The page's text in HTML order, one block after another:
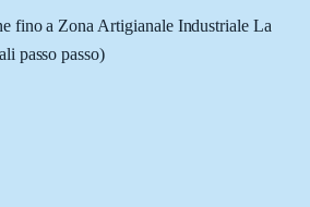
fino a Zona Artigianale Industriale La
passo passo)